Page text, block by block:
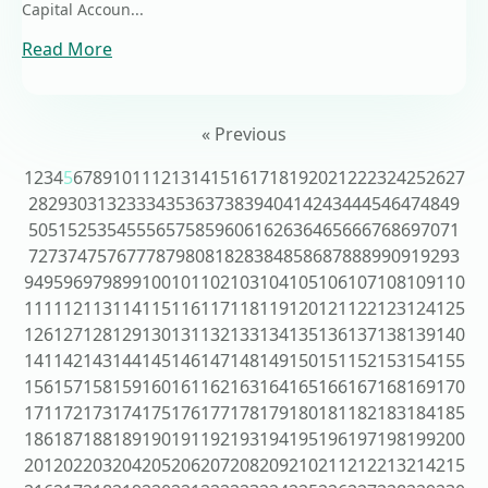
Capital Accoun...
Read More
« Previous
123456789101112131415161718192021222324252627
28293031323334353637383940414243444546474849
50515253545556575859606162636465666768697071
72737475767778798081828384858687888990919293
949596979899100101102103104105106107108109110
111112113114115116117118119120121122123124125
126127128129130131132133134135136137138139140
141142143144145146147148149150151152153154155
156157158159160161162163164165166167168169170
171172173174175176177178179180181182183184185
186187188189190191192193194195196197198199200
201202203204205206207208209210211212213214215